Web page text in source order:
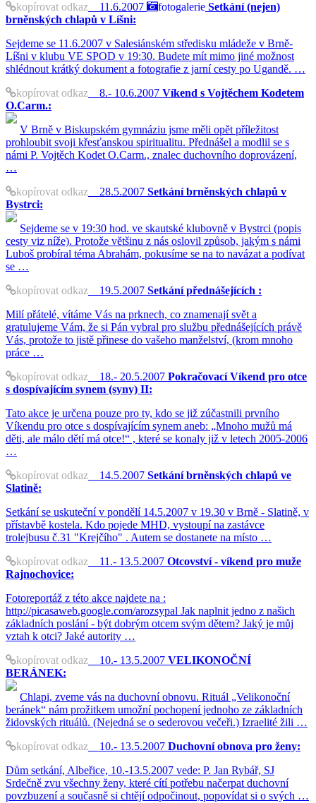
kopírovat odkaz 11.6.2007 fotogalerie Setkání (nejen)
brněnských chlapů v Líšni:
Sejdeme se 11.6.2007 v Salesiánském středisku mládeže v Brně-
Líšni v klubu VE SPOD v 19:30. Budete mít mimo jiné možnost
shlédnout krátký dokument a fotografie z jarní cesty po Ugandě. …
kopírovat odkaz 8.- 10.6.2007 Víkend s Vojtěchem Kodetem
O.Carm.:
V Brně v Biskupském gymnáziu jsme měli opět příležitost
prohloubit svoji křesťanskou spiritualitu. Přednášel a modlil se s
námi P. Vojtěch Kodet O.Carm., znalec duchovního doprovázení,
…
kopírovat odkaz 28.5.2007 Setkání brněnských chlapů v
Bystrci:
Sejdeme se v 19:30 hod. ve skautské klubovně v Bystrci (popis
cesty viz níže). Protože většinu z nás oslovil způsob, jakým s námi
Luboš probíral téma Abrahám, pokusíme se na to navázat a podívat
se …
kopírovat odkaz 19.5.2007 Setkání přednášejících :
Milí přátelé, vítáme Vás na prknech, co znamenají svět a
gratulujeme Vám, že si Pán vybral pro službu přednášejících právě
Vás, protože to jistě přinese do vašeho manželství, (krom mnoho
práce …
kopírovat odkaz 18.- 20.5.2007 Pokračovací Víkend pro otce
s dospívajícím synem (syny) II:
Tato akce je určena pouze pro ty, kdo se již zúčastnili prvního
Víkendu pro otce s dospívajícím synem aneb: „Mnoho mužů má
děti, ale málo dětí má otce!“ , které se konaly již v letech 2005-2006
…
kopírovat odkaz 14.5.2007 Setkání brněnských chlapů ve
Slatině:
Setkání se uskuteční v pondělí 14.5.2007 v 19.30 v Brně - Slatině, v
přístavbě kostela. Kdo pojede MHD, vystoupí na zastávce
trolejbusu č.31 "Krejčího" . Autem se dostanete na místo …
kopírovat odkaz 11.- 13.5.2007 Otcovství - víkend pro muže
Rajnochovice:
Fotoreportáž z této akce najdete na :
http://picasaweb.google.com/arozsypal Jak naplnit jedno z našich
základních poslání - být dobrým otcem svým dětem? Jaký je můj
vztah k otci? Jaké autority …
kopírovat odkaz 10.- 13.5.2007 VELIKONOČNÍ
BERÁNEK:
Chlapi, zveme vás na duchovní obnovu. Rituál „Velikonoční
beránek“ nám prožitkem umožní pochopení jednoho ze základních
židovských rituálů. (Nejedná se o sederovou večeři.) Izraelité žili …
kopírovat odkaz 10.- 13.5.2007 Duchovní obnova pro ženy:
Dům setkání, Albeřice, 10.-13.5.2007 vede: P. Jan Rybář, SJ
Srdečně zvu všechny ženy, které cítí potřebu načerpat duchovní
povzbuzení a současně si chtějí odpočinout, popovídat si o svých …